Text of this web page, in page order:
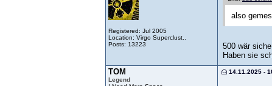
Registered: Jul 2005
Location: Virgo Superclust..
Posts: 13223
also
500 wär
Haben sie
TOM
Legend
14.11.2025 -